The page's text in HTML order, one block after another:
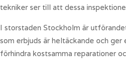
tekniker ser till att dessa
I storstaden Stockholm är
som erbjuds är heltäckande och
förhindra kostsamma reparationer